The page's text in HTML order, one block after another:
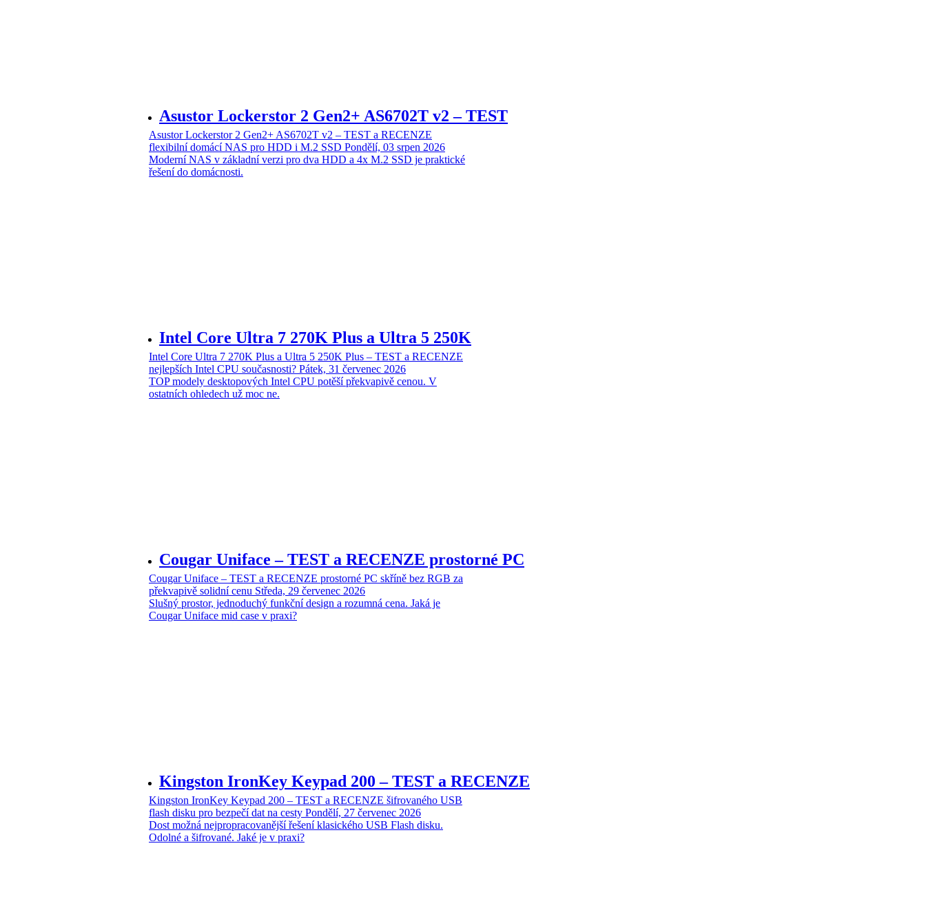
Asustor Lockerstor 2 Gen2+ AS6702T v2 – TEST
Asustor Lockerstor 2 Gen2+ AS6702T v2 – TEST a RECENZE
flexibilní domácí NAS pro HDD i M.2 SSD Pondělí, 03 srpen 2026
Moderní NAS v základní verzi pro dva HDD a 4x M.2 SSD je praktické
řešení do domácnosti.
Intel Core Ultra 7 270K Plus a Ultra 5 250K
Intel Core Ultra 7 270K Plus a Ultra 5 250K Plus – TEST a RECENZE
nejlepších Intel CPU současnosti? Pátek, 31 červenec 2026
TOP modely desktopových Intel CPU potěší překvapivě cenou. V
ostatních ohledech už moc ne.
Cougar Uniface – TEST a RECENZE prostorné PC
Cougar Uniface – TEST a RECENZE prostorné PC skříně bez RGB za
překvapivě solidní cenu Středa, 29 červenec 2026
Slušný prostor, jednoduchý funkční design a rozumná cena. Jaká je
Cougar Uniface mid case v praxi?
Kingston IronKey Keypad 200 – TEST a RECENZE
Kingston IronKey Keypad 200 – TEST a RECENZE šifrovaného USB
flash disku pro bezpečí dat na cesty Pondělí, 27 červenec 2026
Dost možná nejpropracovanější řešení klasického USB Flash disku.
Odolné a šifrované. Jaké je v praxi?